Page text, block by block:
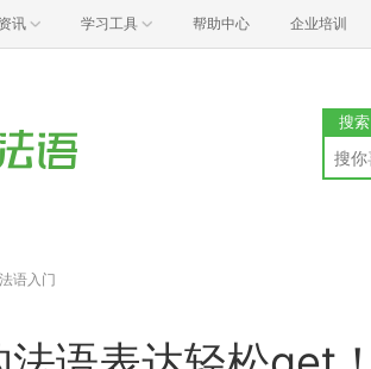
讯 学习工具 帮助中心 企业培训
搜索
法语入门